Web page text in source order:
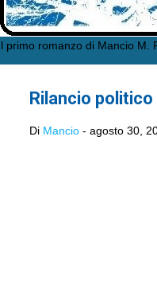
primo romanzo di Mancio M.
Rilancio
Di Mancio - agosto 30,